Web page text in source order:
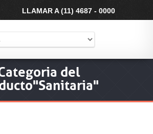
LLAMAR A (11) 4687 - 0000
del